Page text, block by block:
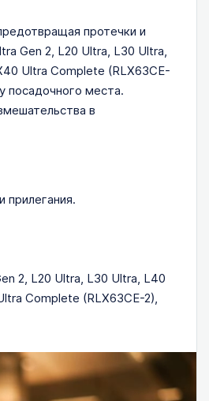
протечки и
Gen 2, L20 Ultra, L30 Ultra,
Ultra Complete (RLX63CE-
посадочного места.
в
прилегания.
2, L20 Ultra, L30 Ultra, L40
Complete (RLX63CE-2),